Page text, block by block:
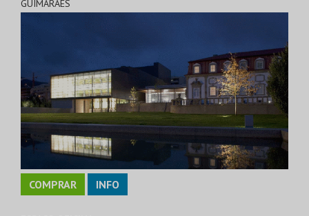
GUIMARÃES
COMPRAR INFO